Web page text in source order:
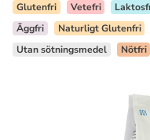
Glutenfri Vetefri
Äggfri
Naturligt Glutenfri
Utan sötningsmedel
Nötfri